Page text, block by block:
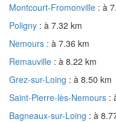
Montcourt-Fromonville : à
Poligny : à 7.32 km
Nemours : à 7.36 km
Remauville : à 8.22 km
Grez-sur-Loing : à 8.50 km
Saint-Pierre-lès-Nemours :
Bagneaux-sur-Loing : à